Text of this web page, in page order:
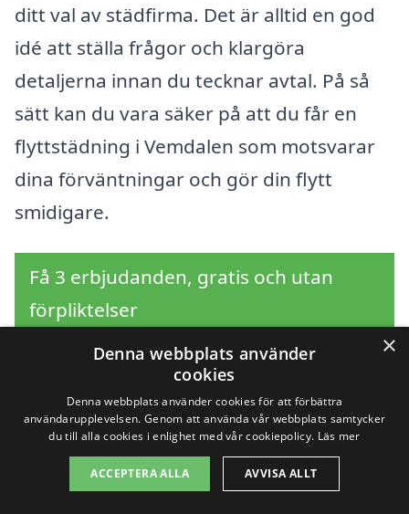
ditt val av städfirma. Det är alltid en god
idé att ställa frågor och klargöra
detaljerna innan du tecknar avtal. På så
sätt kan du vara säker på att du får en
flyttstädning i Vemdalen som motsvarar
dina förväntningar och gör din flytt
smidigare.
Få 3 erbjudanden, gratis och utan
förpliktelser
Sök efter professionell
flyttstädning i andra
städer nära Vemdalen
×
Denna webbplats använder
cookies
Denna webbplats använder cookies för att förbättra
användarupplevelsen. Genom att använda vår webbplats samtycker
du till alla cookies i enlighet med vår cookiepolicy. Läs mer
ACCEPTERA ALLA AVVISA ALLT